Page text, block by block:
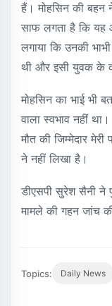
हैं। मोहसिन की बहन
साफ लगता है कि यह
लगाया कि उनकी
थी और इसी युवक के
मोहसिन का भाई भी
वाला स्वभाव नहीं
मौत की जिम्मेदार
ने नहीं लिखा है।
डीएसपी सुरेश सैनी ने
मामले की गहन जांच
Topics: Daily News